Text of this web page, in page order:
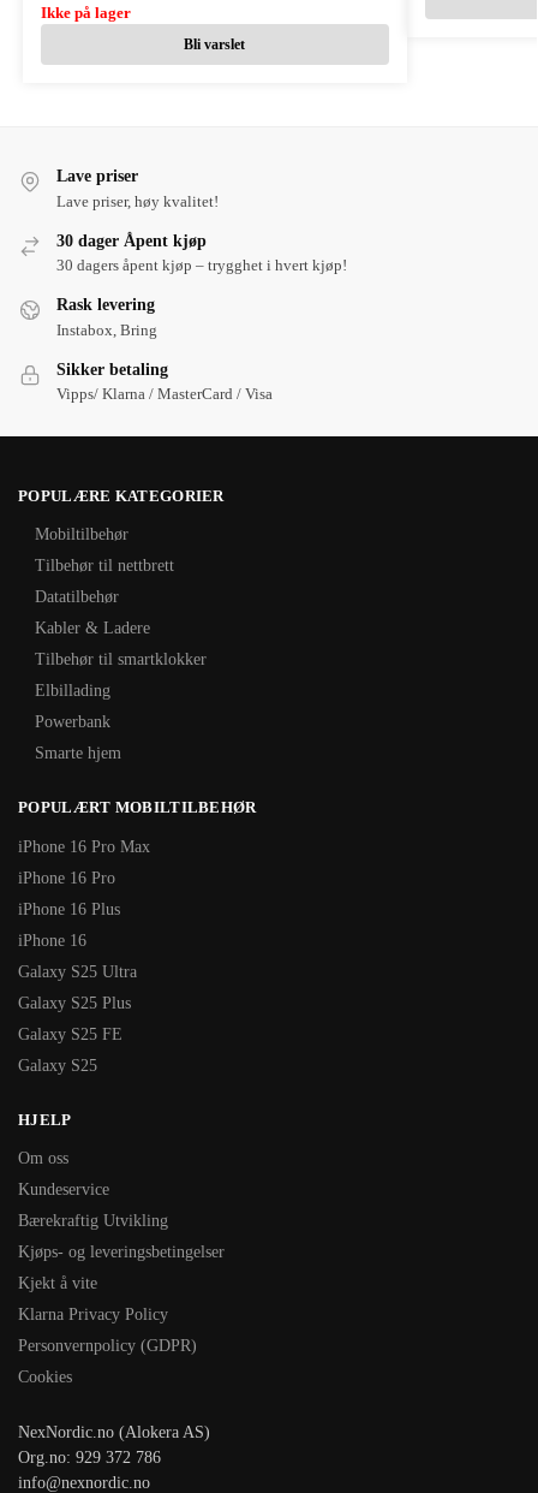
Ikke på lager
Bli varslet
Lave priser
Lave priser, høy kvalitet!
30 dager Åpent kjøp
30 dagers åpent kjøp – trygghet i hvert kjøp!
Rask levering
Instabox, Bring
Sikker betaling
Vipps/ Klarna / MasterCard / Visa
POPULÆRE KATEGORIER
Mobiltilbehør
Tilbehør til nettbrett
Datatilbehør
Kabler & Ladere
Tilbehør til smartklokker
Elbillading
Powerbank
Smarte hjem
POPULÆRT MOBILTILBEHØR
iPhone 16 Pro Max
iPhone 16 Pro
iPhone 16 Plus
iPhone 16
Galaxy S25 Ultra
Galaxy S25 Plus
Galaxy S25 FE
Galaxy S25
HJELP
Om oss
Kundeservice
Bærekraftig Utvikling
Kjøps- og leveringsbetingelser
Kjekt å vite
Klarna Privacy Policy
Personvernpolicy (GDPR)
Cookies
NexNordic.no (Alokera AS)
Org.no: 929 372 786
info@nexnordic.no